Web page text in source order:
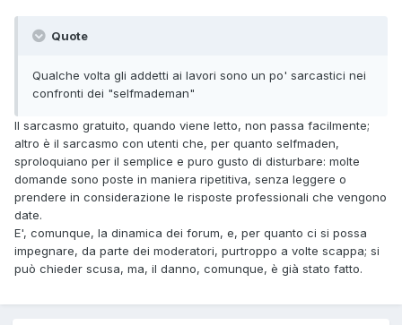
Quote
Qualche volta gli addetti ai lavori sono un po' sarcastici nei
confronti dei "selfmademan"
Il sarcasmo gratuito, quando viene letto, non passa facilmente;
altro è il sarcasmo con utenti che, per quanto selfmaden,
sproloquiano per il semplice e puro gusto di disturbare: molte
domande sono poste in maniera ripetitiva, senza leggere o
prendere in considerazione le risposte professionali che vengono
date.
E', comunque, la dinamica dei forum, e, per quanto ci si possa
impegnare, da parte dei moderatori, purtroppo a volte scappa; si
può chieder scusa, ma, il danno, comunque, è già stato fatto.